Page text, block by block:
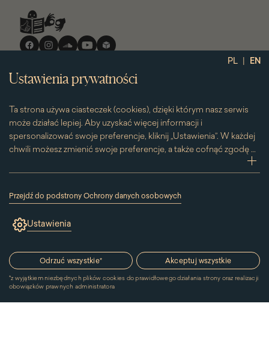
PL | EN
Ustawienia prywatności
Ta strona używa ciasteczek (cookies), dzięki którym nasz serwis
może działać lepiej. Aby uzyskać więcej informacji i
spersonalizować swoje preferencje, kliknij „Ustawienia”. W każdej
chwili możesz zmienić swoje preferencje, a także cofnąć zgodę na
używanie plików cookie. Możesz to zrobić, klikając na podstronę
„Cookies” znajdującą się w stopce.
Przesuwając suwak w prawą stronę aktywujesz zgodę na
konkretne ciasteczko. Przesuwając suwak w lewą stronę
wyłączasz taką zgodę.
Przejdź do podstrony Ochrony danych osobowych
(link
się
oknie)
Ustawienia
Odrzuć wszystkie*
*z wyjątkiem niezbędnych plików cookies do prawidłowego działania strony oraz realizacji
obowiązków prawnych administratora
Akceptuj wszystkie
Media
społecznościowe